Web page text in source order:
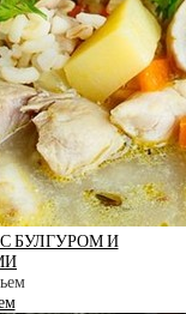
БУЛГУРОМ И